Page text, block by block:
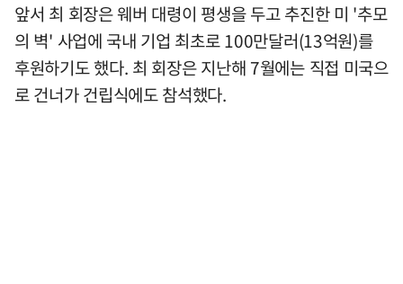
앞서 최 회장은 웨버 대령이 평생을 두고 추진한 미 '추모
의 벽' 사업에 국내 기업 최초로 100만달러(13억원)를
후원하기도 했다. 최 회장은 지난해 7월에는 직접 미국으
로 건너가 건립식에도 참석했다.